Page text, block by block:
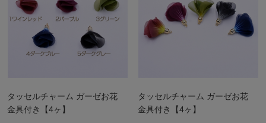
タッセルチャーム ガーゼお花
金具付き【4ヶ】
タッセルチャーム ガーゼお花
金具付き【4ヶ】